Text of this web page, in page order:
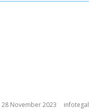
28 November 2023 infotegal